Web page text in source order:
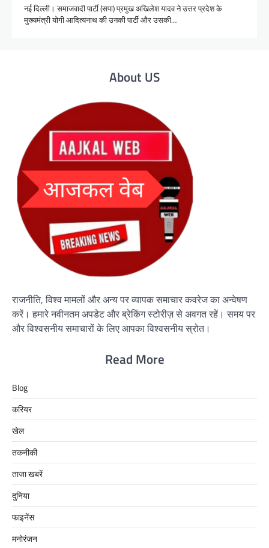
नई दिल्ली। समाजवादी पार्टी (सपा) प्रमुख अखिलेश यादव ने उत्तर प्रदेश के
मुख्यमंत्री योगी आदित्यनाथ की उनकी पार्टी और उसकी…
About US
राजनीति, विश्व मामलों और अन्य पर व्यापक समाचार कवरेज का अन्वेषण
करें। हमारे नवीनतम अपडेट और ब्रेकिंग स्टोरीज़ से अवगत रहें। समय पर
और विश्वसनीय समाचारों के लिए आपका विश्वसनीय स्रोत।
Read More
Blog
करियर
खेल
तकनीकी
ताजा खबरें
दुनिया
फाइनेंस
मनोरंजन